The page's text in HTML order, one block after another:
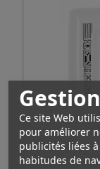
Ce site Web
pour améliorer
publicités liées
habitudes de